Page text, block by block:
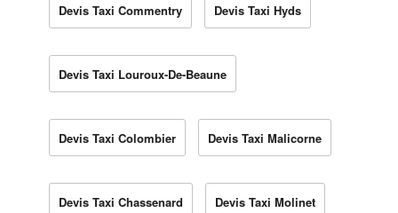
Devis Taxi Commentry Devis Taxi Hyds
Devis Taxi Louroux-De-Beaune
Devis Taxi Colombier Devis Taxi Malicorne
Devis Taxi Chassenard Devis Taxi Molinet